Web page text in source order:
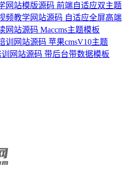
网站模版源码 前端自适应双主题
频教学网站源码 自适应全屏高端
网站源码 Maccms主题模板
训网站源码 苹果cmsV10主题
网站源码 带后台带数据模板